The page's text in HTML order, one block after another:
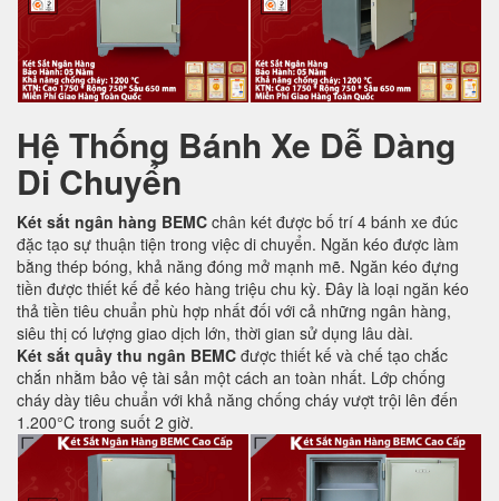
Hệ Thống Bánh Xe Dễ Dàng
Di Chuyển
Két sắt ngân hàng BEMC chân két được bố trí 4 bánh xe đúc
đặc tạo sự thuận tiện trong việc di chuyển. Ngăn kéo được làm
bằng thép bóng, khả năng đóng mở mạnh mẽ. Ngăn kéo đựng
tiền được thiết kế để kéo hàng triệu chu kỳ. Đây là loại ngăn kéo
thả tiền tiêu chuẩn phù hợp nhất đối với cả những ngân hàng,
siêu thị có lượng giao dịch lớn, thời gian sử dụng lâu dài.
Két sắt quầy thu ngân BEMC được thiết kế và chế tạo chắc
chắn nhằm bảo vệ tài sản một cách an toàn nhất. Lớp chống
cháy dày tiêu chuẩn với khả năng chống cháy vượt trội lên đến
1.200°C trong suốt 2 giờ.